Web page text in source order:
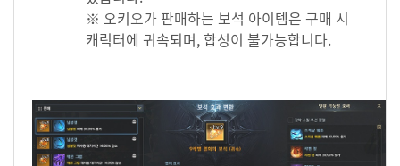
※ 오키오가 판매하는 보석 아이템은 구매 시
캐릭터에 귀속되며, 합성이 불가능합니다.